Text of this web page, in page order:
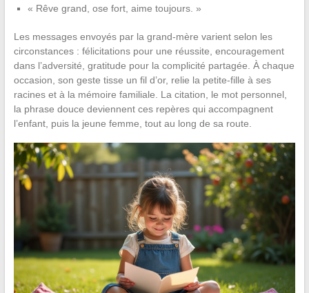
« Rêve grand, ose fort, aime toujours. »
Les messages envoyés par la grand-mère varient selon les
circonstances : félicitations pour une réussite, encouragement
dans l’adversité, gratitude pour la complicité partagée. À chaque
occasion, son geste tisse un fil d’or, relie la petite-fille à ses
racines et à la mémoire familiale. La citation, le mot personnel,
la phrase douce deviennent ces repères qui accompagnent
l’enfant, puis la jeune femme, tout au long de sa route.